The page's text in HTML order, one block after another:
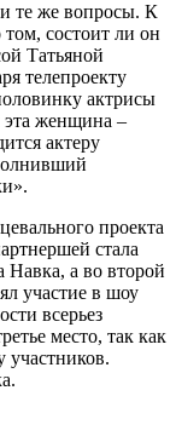
те же вопросы. К
состоит ли он
Татьяной
телепроекту
актрисы
эта женщина –
актеру
проекта
стала
а во второй
участие в шоу
всерьез
место, так как
участников.